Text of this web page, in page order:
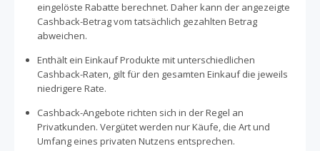
eingelöste Rabatte berechnet. Daher kann der angezeigte
Cashback-Betrag vom tatsächlich gezahlten Betrag
abweichen.
Enthält ein Einkauf Produkte mit unterschiedlichen
Cashback-Raten, gilt für den gesamten Einkauf die jeweils
niedrigere Rate.
Cashback-Angebote richten sich in der Regel an
Privatkunden. Vergütet werden nur Käufe, die Art und
Umfang eines privaten Nutzens entsprechen.